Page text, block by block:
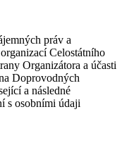
práv a
Celostátního
Organizátora a účasti
Doprovodných
a následné
s osobními údaji